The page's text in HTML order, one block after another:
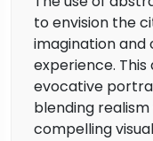
to envision the
imagination
experience.
evocative
blending
compelling